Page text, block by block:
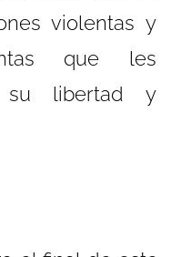
violentas y
que les
su libertad y